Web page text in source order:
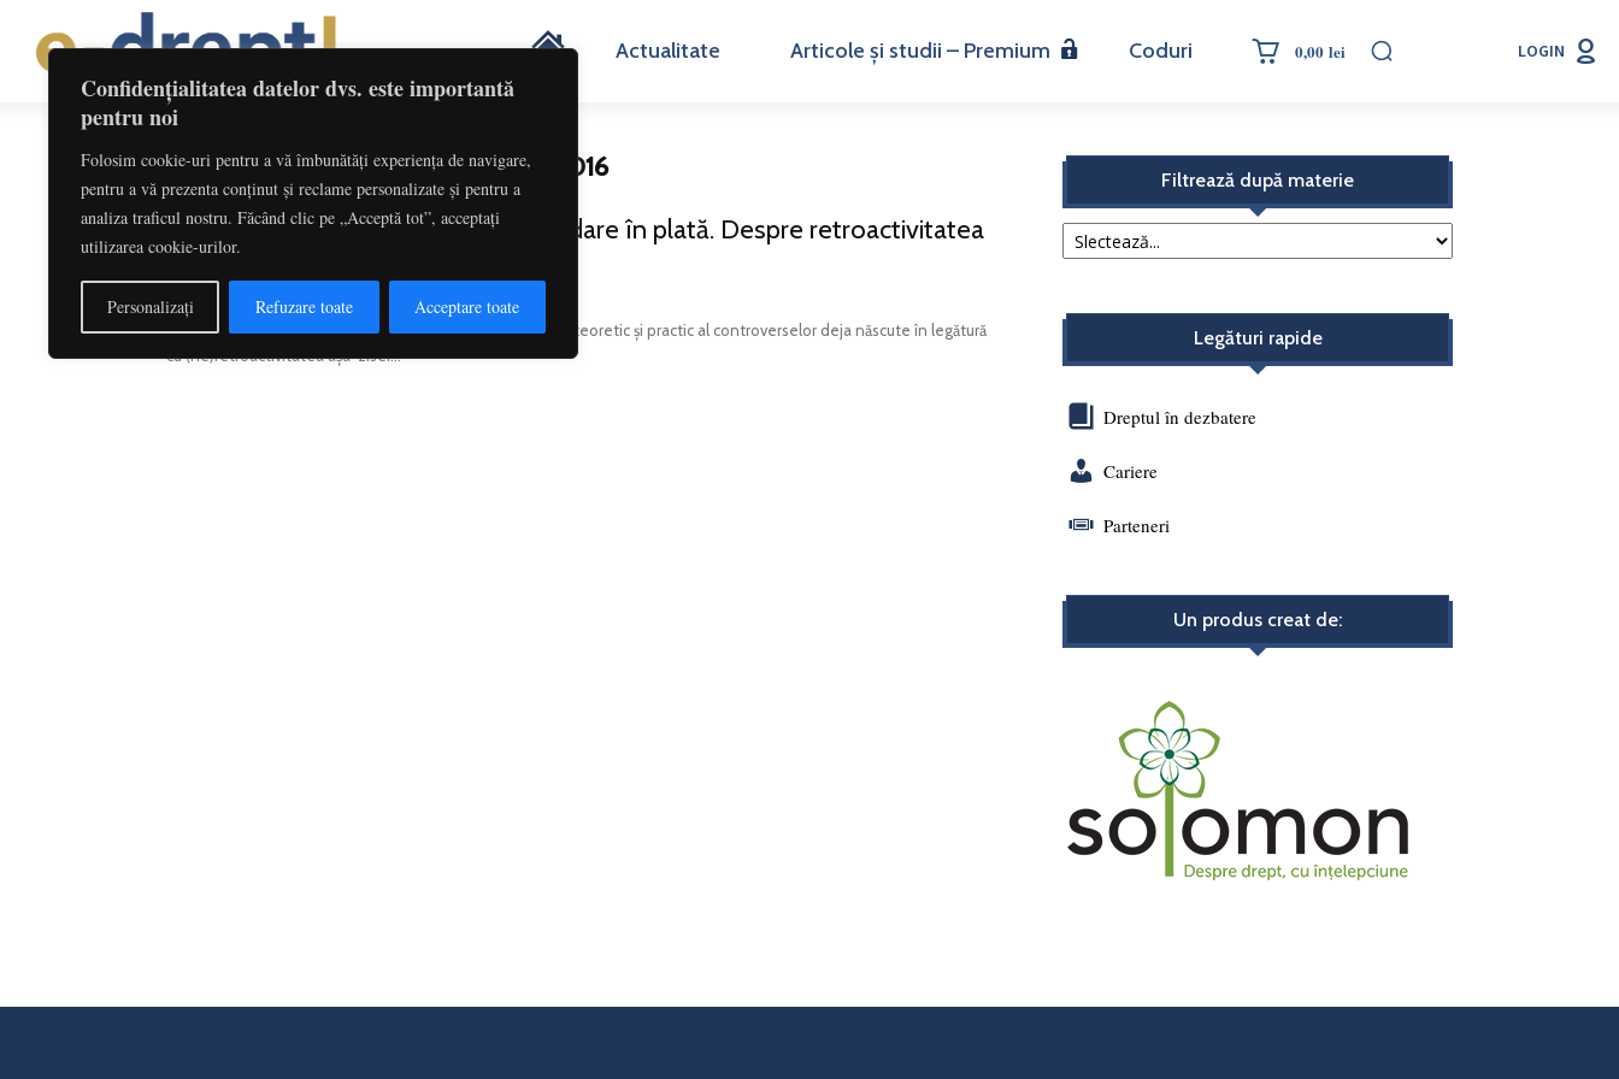
Confidențialitatea datelor dvs. este importantă
pentru noi
Folosim cookie-uri pentru a vă îmbunătăți experiența de navigare,
pentru a vă prezenta conținut și reclame personalizate și pentru a
analiza traficul nostru. Făcând clic pe „Acceptă tot”, acceptați
utilizarea cookie-urilor.
Personalizați Refuzare toate Acceptare toate
H
m
e
Actualitate Articole și studii – Premium Coduri 0,00 lei LOGIN
Etichetă: Retroactivitate Legea 77/2016
Aplicarea în timp a așa-zisei Legi de dare în plată. Despre retroactivitatea
Legii nr....
decembrie 4, 2017
Prezentul studiu, ținând seama și de interesul deopotrivă teoretic și practic al controverselor deja născute în legătură
cu (ne)retroactivitatea așa-zisei...
Filtrează după materie
Legături rapide
Dreptul în dezbatere
Cariere
Parteneri
Un produs creat de: